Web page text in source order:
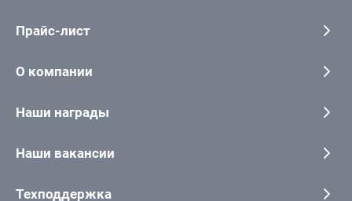
Прайс-лист
О компании
Наши награды
Наши вакансии
Техподдержка